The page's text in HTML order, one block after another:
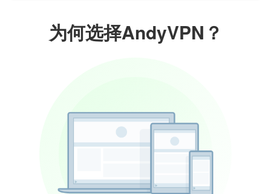
为何选择AndyVPN？